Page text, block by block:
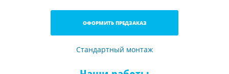
ОФОРМИТЬ ПРЕДЗАКАЗ
Стандартный монтаж